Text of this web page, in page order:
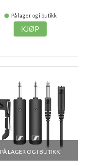
På lager og i butikk
KJØP
PÅ LAGER OG I BUTIKK